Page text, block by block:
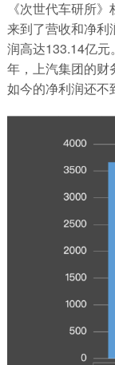
《次世代车研所
来到了营收和净利
润高达133.14亿
年，上汽集团的财
如今的净利润还不